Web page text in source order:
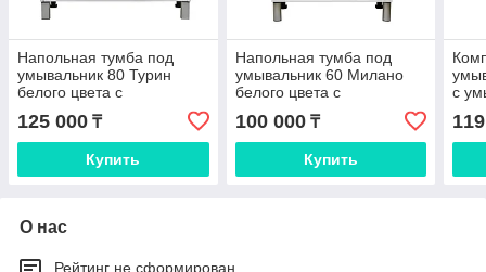
Напольная тумба под
умывальник 80 Турин
белого цвета с
умывальником
125 000 ₸
Купить
Напольная тумба под
умывальник 60 Милано
белого цвета с
умывальником
100 000₸
Купить
с
О нас
Рейтинг не сформирован